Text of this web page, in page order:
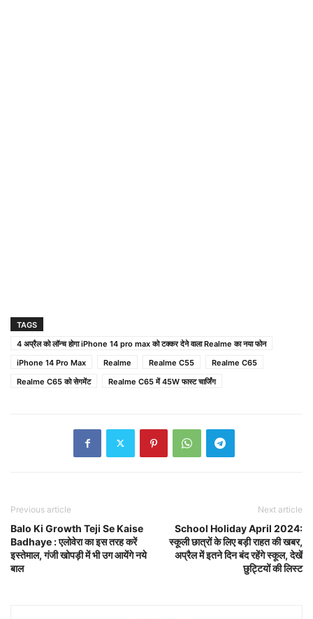
TAGS
4 अप्रैल को लॉन्च होगा iPhone 14 pro max को टक्कर देने वाला Realme का नया फोन
iPhone 14 Pro Max
Realme Realme C55
Realme C65
Realme C65 को सेगमेंट
Realme C65 में 45W फास्ट चार्जिंग
Previous article
Balo Ki Growth Teji Se Kaise
Badhaye : एलोवेरा का इस तरह करें
इस्तेमाल, गंजी खोपड़ी में भी उग आयेंगे नये
बाल
Next article
School Holiday April 2024:
स्कूली छात्रों के लिए बड़ी राहत की खबर,
अप्रैल में इतने दिन बंद रहेंगे स्कूल, देखें
छुट्टियों की लिस्ट